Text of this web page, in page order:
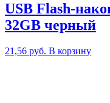
USB Flash-
32GB черный
21,56 руб. В корзину